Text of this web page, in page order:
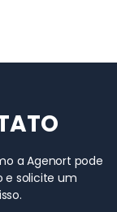
a Agenort pode
e solicite um